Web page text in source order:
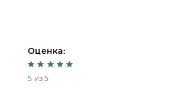
Оценка:
5 из 5